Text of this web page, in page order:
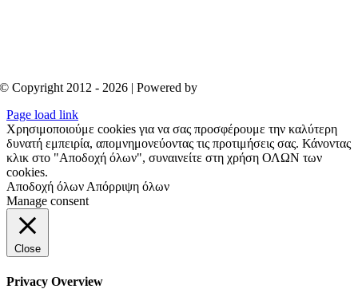
© Copyright 2012 - 2026 | Powered by
Page load link
Χρησιμοποιούμε cookies για να σας προσφέρουμε την καλύτερη
δυνατή εμπειρία, απομνημονεύοντας τις προτιμήσεις σας. Κάνοντας
κλικ στο "Αποδοχή όλων", συναινείτε στη χρήση ΟΛΩΝ των
cookies.
Αποδοχή όλων Απόρριψη όλων
Manage consent
Close
Privacy Overview